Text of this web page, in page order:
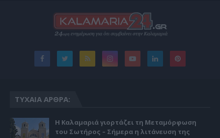
ΤΥΧΑΊΑ ΆΡΘΡΑ:
Η Καλαμαριά γιορτάζει τη Μεταμόρφωση
του Σωτήρος – Σήμερα η λιτάνευση της